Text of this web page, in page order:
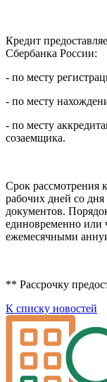
Кредит
Сбербанка России:
- по месту
- по месту
- по месту
созаемщика.
Срок рассмотрения
рабочих дней со дня
документов.
единовременно или
ежемесячными
** Рассрочку
К списку новостей